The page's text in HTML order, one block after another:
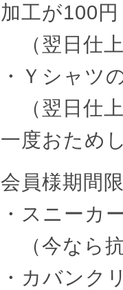
加工が100円
（翌日仕
・Ｙシャツ
（翌日仕
一度おため
会員様期間
・スニーカ
（今なら
・カバン